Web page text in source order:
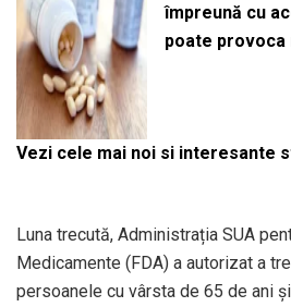
împreună cu
poate
Vezi cele mai noi si interesante
Luna trecută, Administrația SUA
Medicamente (FDA) a autorizat a
persoanele cu vârsta de 65 de ani